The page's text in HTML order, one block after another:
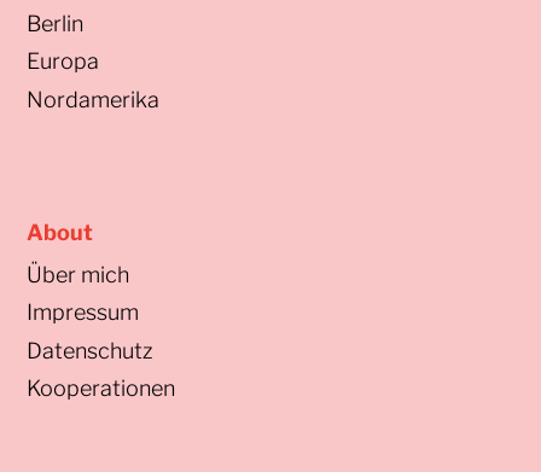
Berlin
Europa
Nordamerika
About
Über mich
Impressum
Datenschutz
Kooperationen